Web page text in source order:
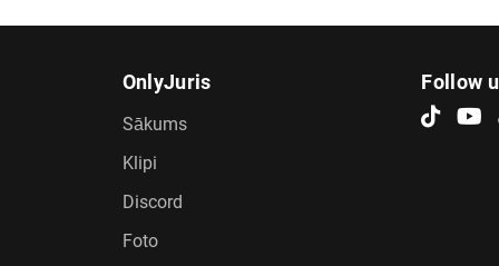
OnlyJuris
Sākums
Klipi
Discord
Foto
Follow